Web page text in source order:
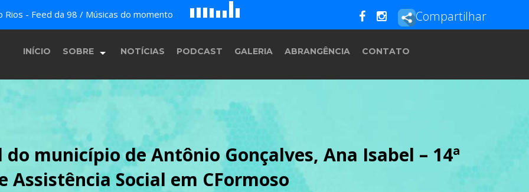
Rios - Feed da 98 / Músicas do momento A B c
D
E F G
H
Compartilhar
INÍCIO SOBRE
História
Equipe
NOTÍCIAS PODCAST GALERIA ABRANGÊNCIA CONTATO
do município de Antônio Gonçalves, Ana Isabel – 14ª
Social em CFormoso